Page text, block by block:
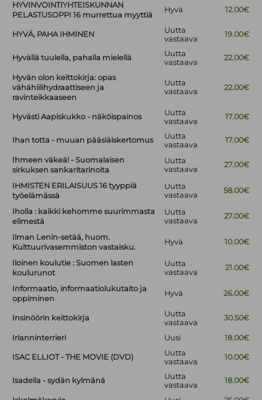
HYVINVOINTIYHTEISKUNNAN
PELASTUSOPPI 16 murrettua myyttiä
Hyvä 12.00€
HYVÄ, PAHA IHMINEN
Uutta
vastaava
19.00€
Hyvällä tuulella, pahalla mielellä
Uutta
vastaava
22.00€
Hyvän olon keittokirja: opas
vähähiilihydraattiseen ja
ravinteikkaaseen
Uutta
vastaava
22.00€
Hyvästi Aapiskukko - näköispainos
Uutta
vastaava
17.00€
Ihan totta - muuan pääsiäiskertomus
Uutta
vastaava
17.00€
Ihmeen väkeä! - Suomalaisen
sirkuksen sankaritarinoita
Uutta
vastaava
27.00€
IHMISTEN ERILAISUUS 16 tyyppiä
työelämässä
Uutta
vastaava
58.00€
Iholla : kaikki kehomme suurimmasta
elimestä
Uutta
vastaava
27.00€
Ilman Lenin-setää, huom.
Kulttuurivasemmiston vastaisku.
Hyvä 10.00€
Iloinen koulutie : Suomen lasten
koulurunot
Uutta
vastaava
21.00€
Informaatio, informaatiolukutaito ja
oppiminen
Hyvä 26.00€
Insinöörin keittokirja
Uutta
vastaava
30.50€
Irlanninterrieri Uusi 18.00€
ISAC ELLIOT - THE MOVIE (DVD)
Uutta
vastaava
10.00€
Isadella - sydän kylmänä
Uutta
vastaava
18.00€